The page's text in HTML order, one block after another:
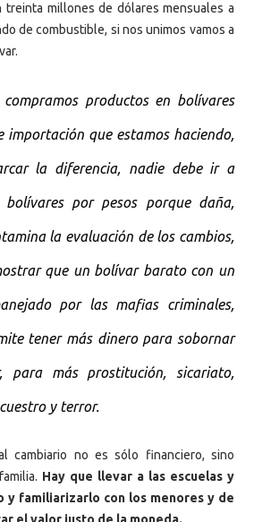
treinta millones de dólares mensuales a
de combustible, si nos unimos vamos a
compramos productos en bolívares
importación que estamos haciendo,
la diferencia, nadie debe ir a
bolívares por pesos porque daña,
la evaluación de los cambios,
que un bolívar barato con un
por las mafias criminales,
tener más dinero para sobornar
para más prostitución, sicariato,
y terror.
cambiario no es sólo financiero, sino
Hay que llevar a las escuelas y
y familiarizarlo con los menores y de
el valor justo de la moneda.